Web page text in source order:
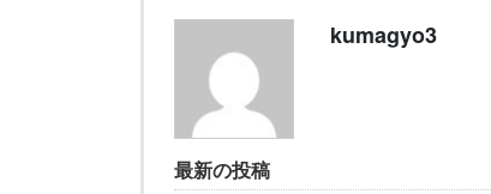
kumagyo3
最新の投稿